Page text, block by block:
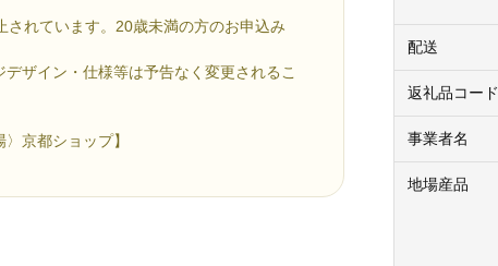
れています。20歳未満の方のお申込み
ザイン・仕様等は予告なく変更されるこ
京都ショップ】
配送
返礼品コード
事業者名
地場産品